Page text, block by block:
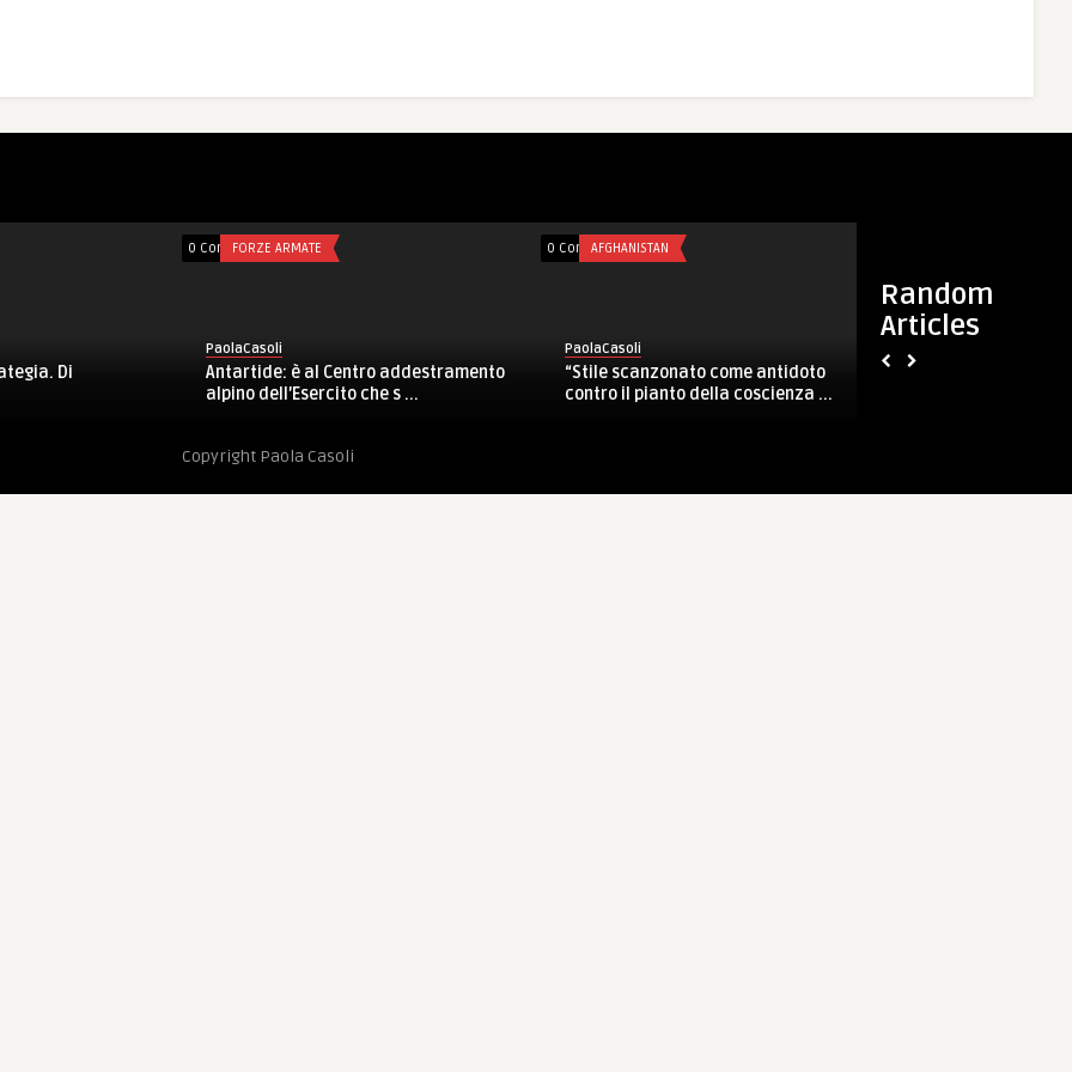
Random
Articles
CaSTA 2017: prime vittorie, pattinaggio
e Fanfara della Julia, men ...
UNIFIL, Libano: incontro del
comandante, gen Serra, con i vertici ...
L’NRDC-ITA ha celebrato il 152°
anniversario dell’Esercit ...
Copyright Paola Casoli